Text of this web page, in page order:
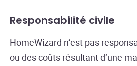
Responsabilité civile
HomeWizard n’est pas
ou des coûts résultant d’une